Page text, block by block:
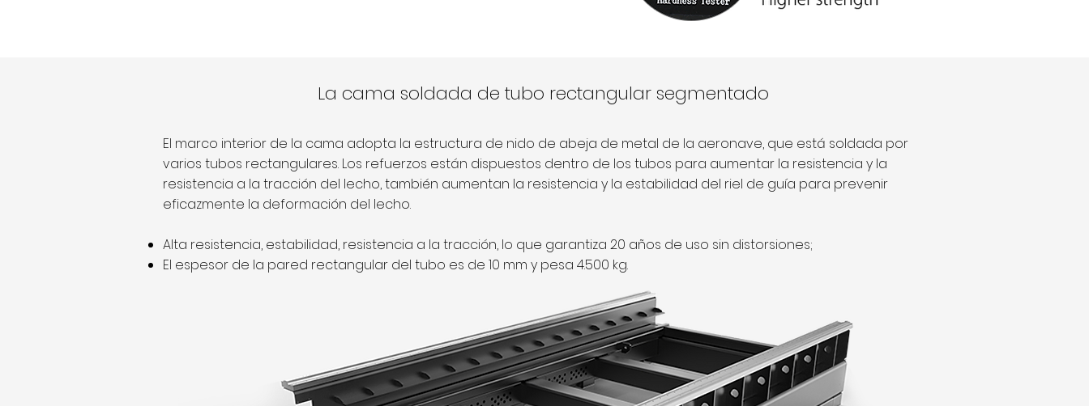
La cama soldada de tubo rectangular segmentado
El marco interior de la cama adopta la estructura de nido de abeja de metal de la aeronave, que está soldada por
varios tubos rectangulares. Los refuerzos están dispuestos dentro de los tubos para aumentar la resistencia y la
resistencia a la tracción del lecho, también aumentan la resistencia y la estabilidad del riel de guía para prevenir
eficazmente la deformación del lecho.
Alta resistencia, estabilidad, resistencia a la tracción, lo que garantiza 20 años de uso sin distorsiones;
El espesor de la pared rectangular del tubo es de 10 mm y pesa 4.500 kg.